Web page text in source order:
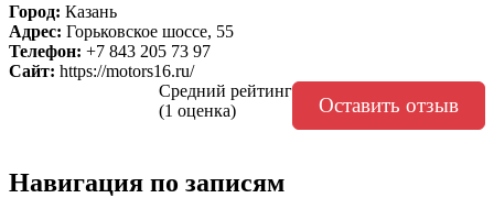
Город: Казань
Адрес: Горьковское шоссе, 55
Телефон: +7 843 205 73 97
Сайт: https://motors16.ru/
Средний рейтинг
(1 оценка)
Оставить отзыв
Навигация по записям